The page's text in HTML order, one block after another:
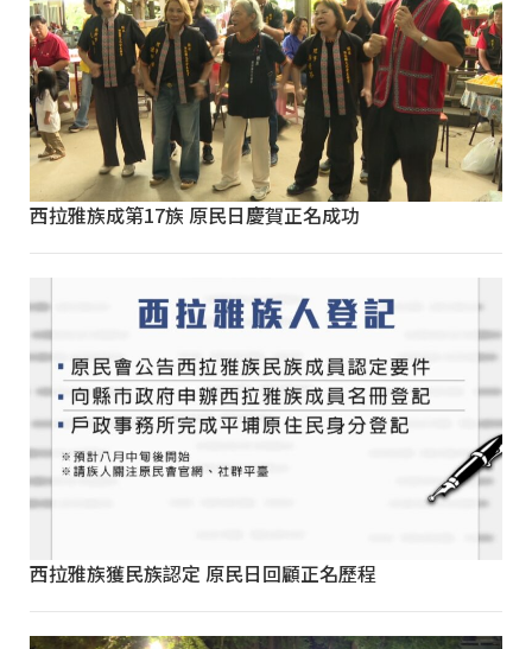
西拉雅族成第17族 原民日慶賀正名成功
西拉雅族獲民族認定 原民日回顧正名歷程